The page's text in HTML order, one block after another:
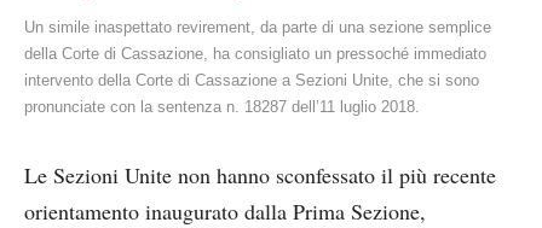
Un simile inaspettato revirement, da parte di una sezione semplice
della Corte di Cassazione, ha consigliato un pressoché immediato
intervento della Corte di Cassazione a Sezioni Unite, che si sono
pronunciate con la sentenza n. 18287 dell’11 luglio 2018.
Le Sezioni Unite non hanno sconfessato il più recente
orientamento inaugurato dalla Prima Sezione,